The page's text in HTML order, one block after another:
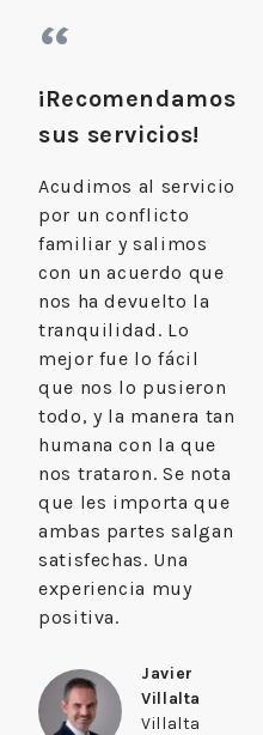
“
¡Recomendamos
sus servicios!
Acudimos al servicio
por un conflicto
familiar y salimos
con un acuerdo que
nos ha devuelto la
tranquilidad. Lo
mejor fue lo fácil
que nos lo pusieron
todo, y la manera tan
humana con la que
nos trataron. Se nota
que les importa que
ambas partes salgan
satisfechas. Una
experiencia muy
positiva.
Javier
Villalta
Villalta